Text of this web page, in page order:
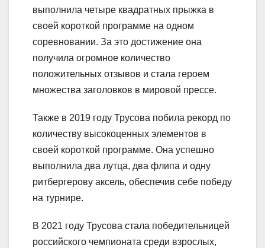
выполнила четыре квадратных прыжка в
своей короткой программе на одном
соревновании. За это достижение она
получила огромное количество
положительных отзывов и стала героем
множества заголовков в мировой прессе.
Также в 2019 году Трусова побила рекорд по
количеству высокоценных элементов в
своей короткой программе. Она успешно
выполнила два лутца, два флипа и одну
ритбергерову аксель, обеспечив себе победу
на турнире.
В 2021 году Трусова стала победительницей
российского чемпионата среди взрослых,